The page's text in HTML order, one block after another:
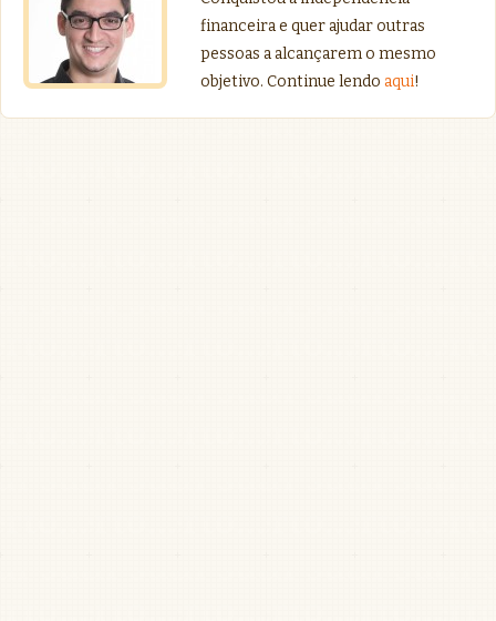
financeira e quer ajudar outras
pessoas a alcançarem o mesmo
objetivo. Continue lendo aqui!